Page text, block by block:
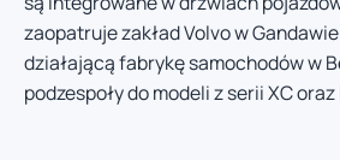
zaopatruje zakład Volvo w
działającą fabrykę samochodów w
podzespoły do modeli z serii XC oraz